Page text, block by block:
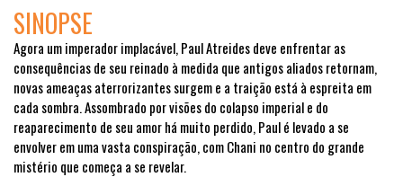
SINOPSE
Agora um imperador implacável, Paul Atreides deve enfrentar as
consequências de seu reinado à medida que antigos aliados retornam,
novas ameaças aterrorizantes surgem e a traição está à espreita em
cada sombra. Assombrado por visões do colapso imperial e do
reaparecimento de seu amor há muito perdido, Paul é levado a se
envolver em uma vasta conspiração, com Chani no centro do grande
mistério que começa a se revelar.